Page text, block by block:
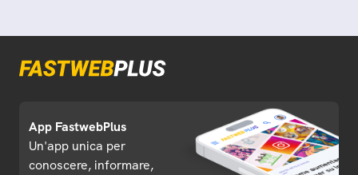
App FastwebPlus
Un'app unica per
conoscere, informare,